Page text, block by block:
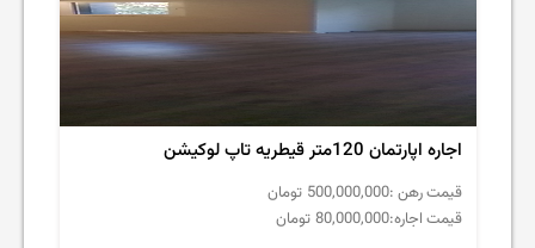
اجاره اپارتمان 120متر قیطریه تاپ لوکیشن
قیمت رهن :500,000,000 تومان
قیمت اجاره:80,000,000 تومان